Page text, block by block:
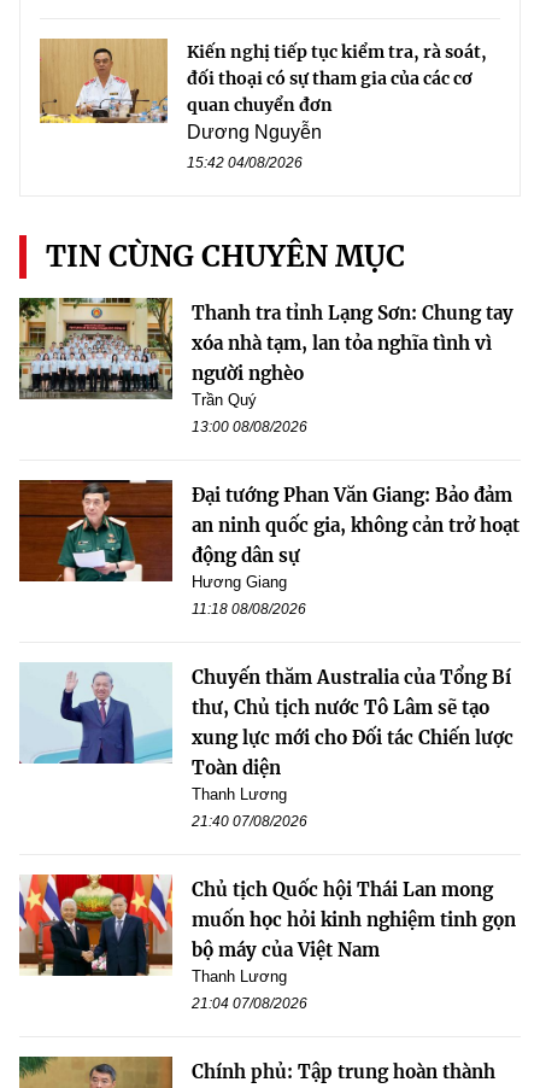
Kiến nghị tiếp tục kiểm tra, rà soát,
đối thoại có sự tham gia của các cơ
quan chuyển đơn
Dương Nguyễn
15:42 04/08/2026
TIN CÙNG CHUYÊN MỤC
Thanh tra tỉnh Lạng Sơn: Chung tay
xóa nhà tạm, lan tỏa nghĩa tình vì
người nghèo
Trần Quý
13:00 08/08/2026
Đại tướng Phan Văn Giang: Bảo đảm
an ninh quốc gia, không cản trở hoạt
động dân sự
Hương Giang
11:18 08/08/2026
Chuyến thăm Australia của Tổng Bí
thư, Chủ tịch nước Tô Lâm sẽ tạo
xung lực mới cho Đối tác Chiến lược
Toàn diện
Thanh Lương
21:40 07/08/2026
Chủ tịch Quốc hội Thái Lan mong
muốn học hỏi kinh nghiệm tinh gọn
bộ máy của Việt Nam
Thanh Lương
21:04 07/08/2026
Chính phủ: Tập trung hoàn thành